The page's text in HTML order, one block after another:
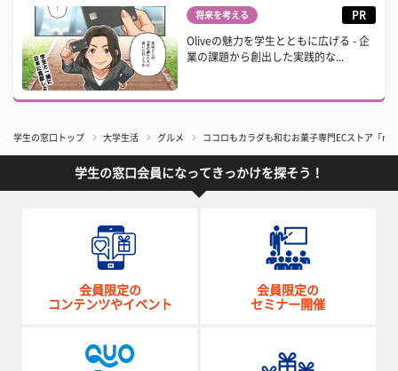
将来を考える PR
Oliveの魅力を学生とともに広げる - 企
業の課題から創出した実践的な...
学生の窓口トップ 大学生活 グルメ ココロもカラダも和むお菓子専門ECストア「
学生の窓口会員になってきっかけを探そう！
会員限定の
コンテンツやイベント
会員限定の
セミナー開催